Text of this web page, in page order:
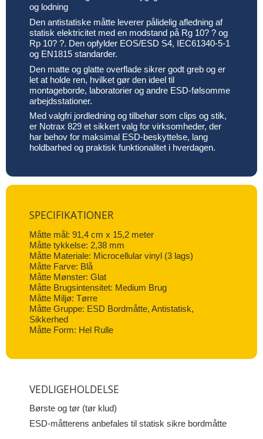
og lodning
Den antistatiske måtte leverer pålidelig afledning af
statisk elektricitet med en modstand på Rg 10? ? og
Rp 10? ?. Den opfylder EOS/ESD S4, IEC61340-5-1
og EN1815 standarder.
Den matte og glatte overflade sikrer godt greb og er
let at holde ren, hvilket gør den ideel til
montageborde, laboratorier og andre ESD-følsomme
arbejdsstationer.
Med valgfri jordledning og tilbehør som clips og stik,
er Notrax 829 et sikkert valg for virksomheder, der
har behov for maksimal ESD-beskyttelse, lang
holdbarhed og praktisk funktionalitet i hverdagen.
SPECIFIKATIONER
Måtte mål: 91,4 cm x 15,2 meter
Måtte tykkelse: 2,38 mm
Måtte Materiale: Microcellular vinyl (3 lags)
Måtte Farve: Blå
Måtte Mønster: Glat
Måtte Brugsintensitet: Medium Brug
Måtte Miljø: Tørre
Måtte Gruppe: ESD Bordmåtte, Antistatisk,
Sikkerhed
Måtte Form: Hel Rulle
VEDLIGEHOLDELSE
Børste og tør (tør klud)
ESD-måtterens anbefales til statisk sikre bordmåtte